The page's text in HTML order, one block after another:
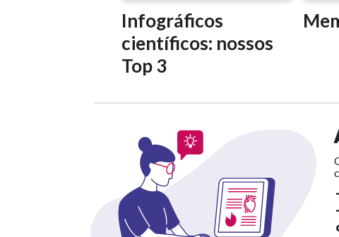
Infográficos
científicos: nossos
Top 3